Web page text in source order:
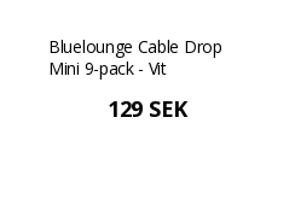
Bluelounge Cable Drop
Mini 9-pack - Vit
129 SEK